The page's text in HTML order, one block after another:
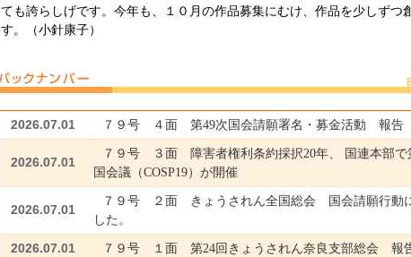
ても誇らしげです。今年も、１０月の作品募集にむけ、作品を少しずつ
す。（小針康子）
2026.07.01 ７９号 ４面 第49次国会請願署名・募金活動 報告
2026.07.01
７９号 ３面 障害者権利条約採択20年、 国連本部で
国会議（COSP19）が開催
2026.07.01
７９号 ２面 きょうされん全国総会 国会請願行動
した。
2026.07.01 ７９号 １面 第24回きょうされん奈良支部総会 報